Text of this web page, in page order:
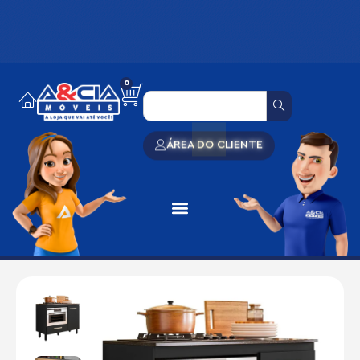
0
ÁREA DO CLIENTE